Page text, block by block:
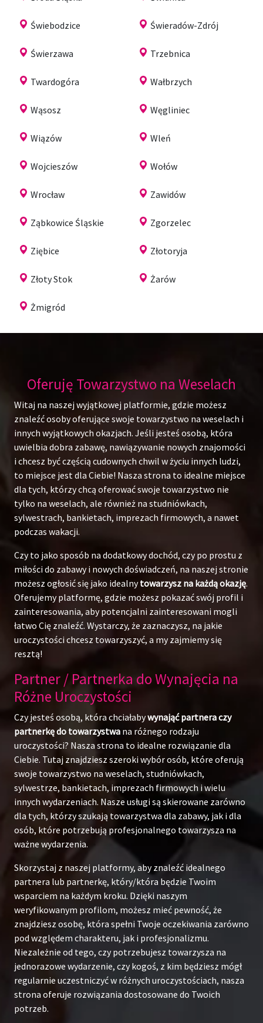
Świebodzice Świeradów-Zdrój
Świerzawa Trzebnica
Twardogóra Wałbrzych
Wąsosz Węgliniec
Wiązów Wleń
Wojcieszów Wołów
Wrocław Zawidów
Ząbkowice Śląskie Zgorzelec
Ziębice Złotoryja
Złoty Stok Żarów
Żmigród
Oferuję Towarzystwo na Weselach
Witaj na naszej wyjątkowej platformie, gdzie możesz
znaleźć osoby oferujące swoje towarzystwo na weselach i
innych wyjątkowych okazjach. Jeśli jesteś osobą, która
uwielbia dobra zabawę, nawiązywanie nowych znajomości
i chcesz być częścią cudownych chwil w życiu innych ludzi,
to miejsce jest dla Ciebie! Nasza strona to idealne miejsce
dla tych, którzy chcą oferować swoje towarzystwo nie
tylko na weselach, ale również na studniówkach,
sylwestrach, bankietach, imprezach firmowych, a nawet
podczas wakacji.
Czy to jako sposób na dodatkowy dochód, czy po prostu z
miłości do zabawy i nowych doświadczeń, na naszej stronie
możesz ogłosić się jako idealnytowarzysz na każdą okazję.
Oferujemy platformę, gdzie możesz pokazać swój profil i
zainteresowania, aby potencjalni zainteresowani mogli
łatwo Cię znaleźć. Wystarczy, że zaznaczysz, na jakie
uroczystości chcesz towarzyszyć, a my zajmiemy się
resztą!
Partner / Partnerka do Wynajęcia na
Różne Uroczystości
Czy jesteś osobą, która chciałabywynająć partnera czy
partnerkę do towarzystwa na różnego rodzaju
uroczystości? Nasza strona to idealne rozwiązanie dla
Ciebie. Tutaj znajdziesz szeroki wybór osób, które oferują
swoje towarzystwo na weselach, studniówkach,
sylwestrze, bankietach, imprezach firmowych i wielu
innych wydarzeniach. Nasze usługi są skierowane zarówno
dla tych, którzy szukają towarzystwa dla zabawy, jak i dla
osób, które potrzebują profesjonalnego towarzysza na
ważne wydarzenia.
Skorzystaj z naszej platformy, aby znaleźć idealnego
partnera lub partnerkę, który/która będzie Twoim
wsparciem na każdym kroku. Dzięki naszym
weryfikowanym profilom, możesz mieć pewność, że
znajdziesz osobę, która spełni Twoje oczekiwania zarówno
pod względem charakteru, jak i profesjonalizmu.
Niezależnie od tego, czy potrzebujesz towarzysza na
jednorazowe wydarzenie, czy kogoś, z kim będziesz mógł
regularnie uczestniczyć w różnych uroczystościach, nasza
strona oferuje rozwiązania dostosowane do Twoich
potrzeb.